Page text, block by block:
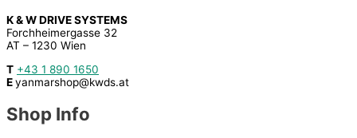
K & W DRIVE SYSTEMS
Forchheimergasse 32
AT – 1230 Wien
T +43 1 890 1650
Eyanmarshop@kwds.at
Shop Info